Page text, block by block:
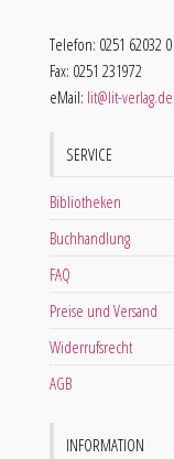
Telefon: 0251 62032 0
Fax: 0251 231972
eMail: lit@lit-verlag.de
SERVICE
Bibliotheken
Buchhandlung
FAQ
Preise und Versand
Widerrufsrecht
AGB
INFORMATION